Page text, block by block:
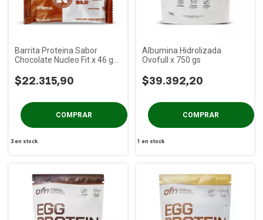
Barrita Proteina Sabor
Chocolate Nucleo Fit x 46 gs
$22.315,90
3en stock
Albumina Hidrolizada
Ovofull x 750 gs
$39.392,20
1 en stock